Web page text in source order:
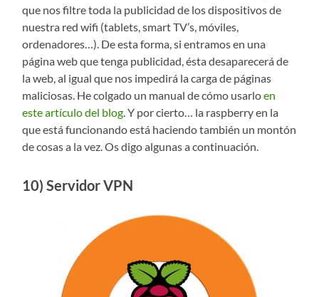
que nos filtre toda la publicidad de los dispositivos de
nuestra red wifi (tablets, smart TV’s, móviles,
ordenadores…). De esta forma, si entramos en una
página web que tenga publicidad, ésta desaparecerá de
la web, al igual que nos impedirá la carga de páginas
maliciosas. He colgado un manual de cómo usarloen
este artículo del blog . Y por cierto… la raspberry en la
que está funcionando está haciendo también un montón
de cosas a la vez. Os digo algunas a continuación.
10) Servidor VPN